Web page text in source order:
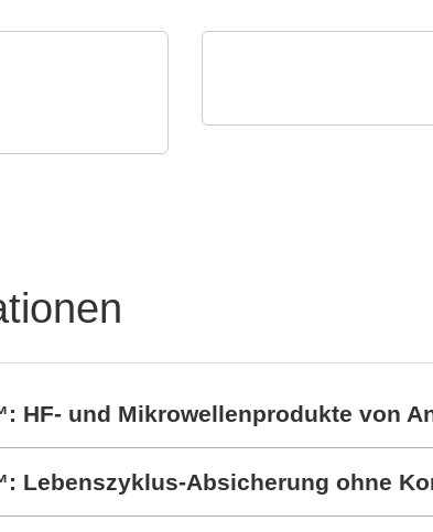
HF- und Mikrowellenprodukte von
Lebenszyklus-Absicherung ohne